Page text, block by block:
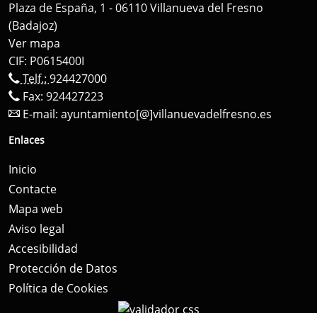
Plaza de España, 1 - 06110 Villanueva del Fresno
(Badajoz)
Ver mapa
CIF: P0615400I
Telf.: 924427000
Fax: 924427223
E-mail: ayuntamiento[@]villanuevadelfresno.es
Enlaces
Inicio
Contacte
Mapa web
Aviso legal
Accesibilidad
Protección de Datos
Política de Cookies